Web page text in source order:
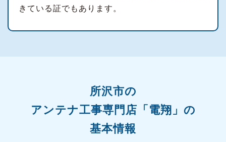
きている証でもあります。
所沢市の
アンテナ工事専門店「電翔」の
基本情報